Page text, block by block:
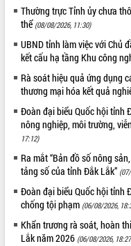
Hội thảo góp ý hồ sơ điều chỉnh quy
hoạch tỉnh Đắk Lắk thời kỳ 2021-
tầm nhìn đến năm 2050
Nâng cao hiệu quả hoạt động của
doanh nghiệp nhà nước
Hội nghị triển khai kết nối mạng
truyền số liệu chuyên dùng phục
quan Đảng, Nhà nước
Lễ phát động chuỗi hoạt động
tay làm sạch môi trường
Xã Ea Kar bước chuyển mình trong
công tác cải cách hành chính mô
mới
UBND tỉnh họp báo định kỳ tháng
năm 2026
Hội thảo khoa học “Giải pháp thúc
Thường trực Tỉnh ủy chưa
thể (08/08/2026, 11:30)
UBND tỉnh làm việc với Chủ
kết cấu hạ tầng Khu công
Rà soát hiệu quả ứng dụng
thương mại hóa kết quả
Đoàn đại biểu Quốc hội tỉnh
nông nghiệp, môi trường,
17:12)
Ra mắt “Bản đồ số nông
tảng số của tỉnh Đắk Lắk”
Đoàn đại biểu Quốc hội tỉnh
chống tội phạm (06/08/2026,
Khẩn trương rà soát, hoàn
Lắk năm 2026 (06/08/2026,